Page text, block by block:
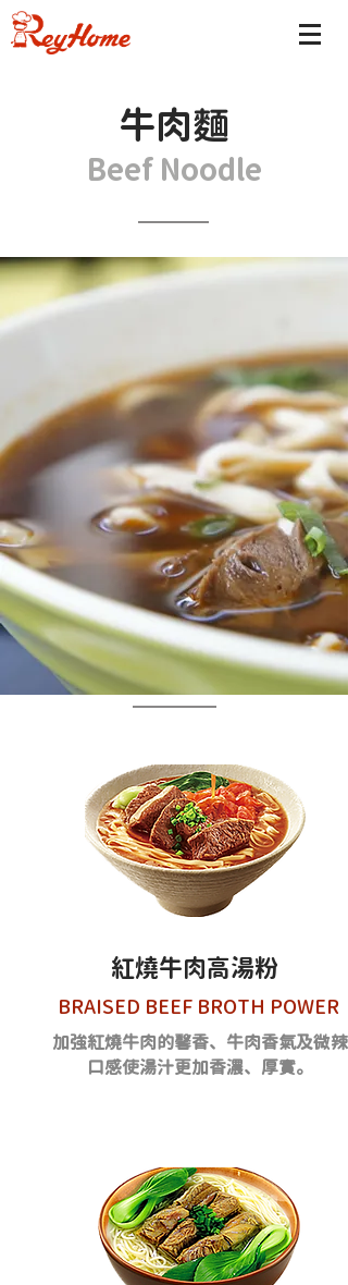
Beef Noodle
​牛肉麵
紅燒牛肉高湯粉
BRAISED BEEF BROTH POWER
加強紅燒牛肉的馨香、牛肉香氣及微辣
口感使湯汁更加香濃、厚實。